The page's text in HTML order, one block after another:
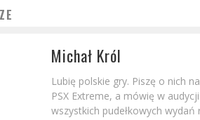
Michał Król
Lubię polskie gry. Piszę o nich
PSX Extreme, a mówię w
wszystkich pudełkowych